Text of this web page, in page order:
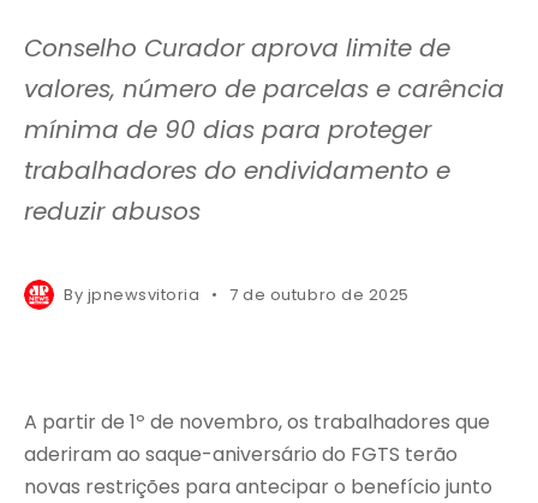
Conselho Curador aprova limite de
valores, número de parcelas e carência
mínima de 90 dias para proteger
trabalhadores do endividamento e
reduzir abusos
By jpnewsvitoria 7 de outubro de 2025
A partir de 1º de novembro, os trabalhadores que
aderiram ao saque-aniversário do FGTS terão
novas restrições para antecipar o benefício junto